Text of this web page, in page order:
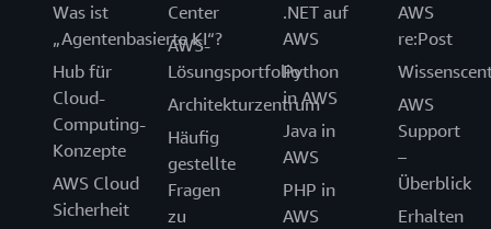
Was ist
„Agentenbasierte KI“?
Hub für
Cloud-
Computing-
Konzepte
AWS Cloud
Sicherheit
Center
AWS-
Lösungsportfolio
Architekturzentrum
Häufig
gestellte
Fragen
zu
.NET auf
AWS
Python
in AWS
Java in
AWS
PHP in
AWS
AWS
re:Post
AWS
Support
–
Überblick
Erhalten